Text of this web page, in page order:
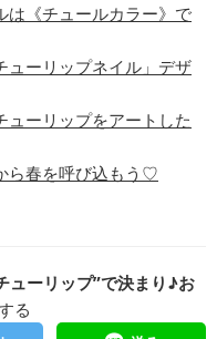
は《チュールカラー》で
ーリップネイル」デザ
ーリップをアートした
ら春を呼び込もう♡
ューリップ”で決まり♪お
る